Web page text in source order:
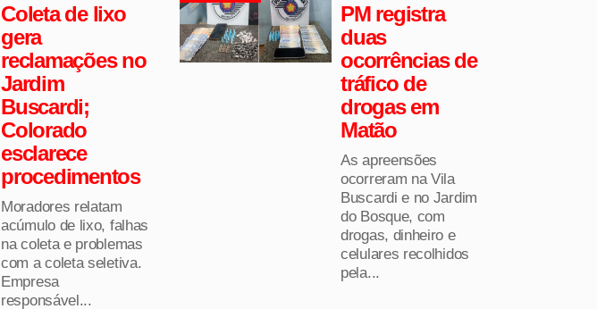
Coleta de lixo
gera
reclamações no
Jardim
Buscardi;
Colorado
esclarece
procedimentos
Moradores relatam
acúmulo de lixo, falhas
na coleta e problemas
com a coleta seletiva.
Empresa
responsável...
PM registra
duas
ocorrências de
tráfico de
drogas em
Matão
As apreensões
ocorreram na Vila
Buscardi e no Jardim
do Bosque, com
drogas, dinheiro e
celulares recolhidos
pela...